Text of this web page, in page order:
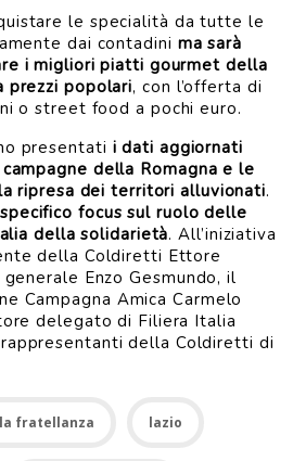
le specialità da tutte le
dai contadini ma sarà
i migliori piatti gourmet della
prezzi popolari, con l’offerta di
o street food a pochi euro.
presentati i dati aggiornati
della Romagna e le
ripresa dei territori alluvionati.
specifico focus sul ruolo delle
della solidarietà. All’iniziativa
della Coldiretti Ettore
Enzo Gesmundo, il
Campagna Amica Carmelo
delegato di Filiera Italia
della Coldiretti di
fratellanza lazio